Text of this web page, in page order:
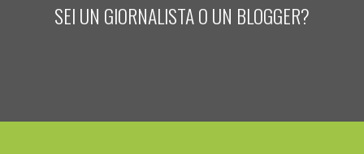
SEI UN GIORNALISTA O UN BLOGGER?